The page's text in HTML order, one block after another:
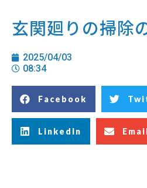
玄関廻りの掃除
2025/04/03
08:34
Facebook
LinkedIn